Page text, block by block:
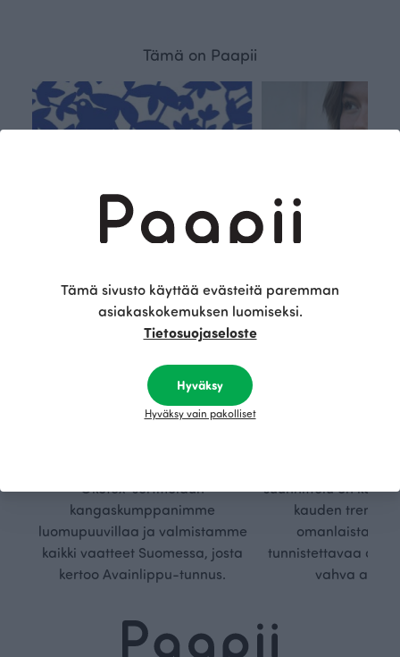
Tämä on Paapii
Kestä
vyys
Olemme aidosti vastuullinen,
Ökotex-sertifioidun
kangaskumppanimme
luomupuuvillaa ja valmistamme
kaikki vaatteet Suomessa, josta
kertoo Avainlippu-tunnus.
suunnittelu on
kauden
omanlaista,
tunnistettavaa
vahva
Tämä sivusto käyttää evästeitä paremman
asiakaskokemuksen luomiseksi.
Tietosuojaseloste
Hyväksy
Hyväksy vain pakolliset